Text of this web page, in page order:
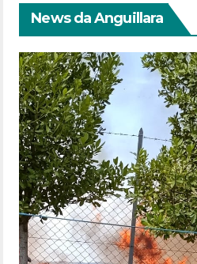
News da Anguillara